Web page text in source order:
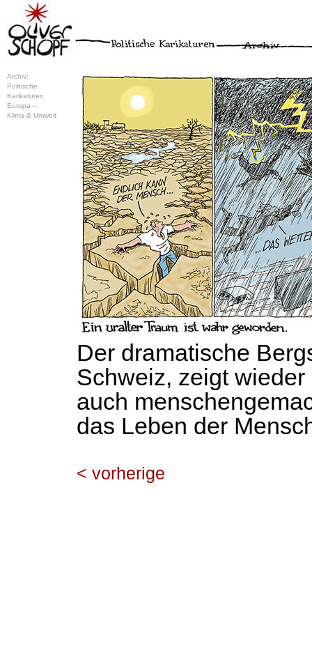
Archiv:
Politische
Karikaturen
Europa –
Klima & Umwelt
Der dramatische
Schweiz, zeigt
auch
das Leben der
< vorherige